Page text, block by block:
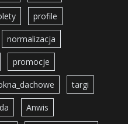
profile
normalizacja
promocje
targi
Anwis